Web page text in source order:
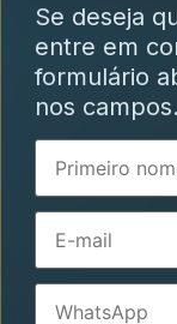
Se deseja
entre em
formulário
nos campos.